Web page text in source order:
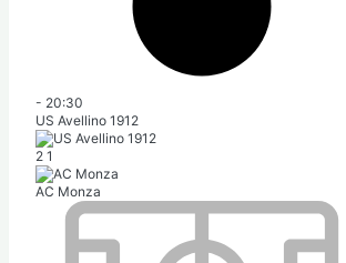
- 20:30
US Avellino 1912
2 1
AC Monza